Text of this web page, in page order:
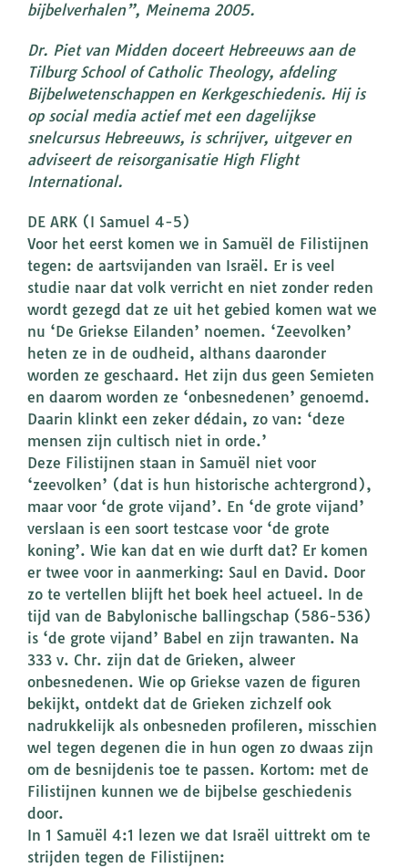
bijbelverhalen”, Meinema 2005.
Dr. Piet van Midden doceert Hebreeuws aan de
Tilburg School of Catholic Theology, afdeling
Bijbelwetenschappen en Kerkgeschiedenis. Hij is
op social media actief met een dagelijkse
snelcursus Hebreeuws, is schrijver, uitgever en
adviseert de reisorganisatie High Flight
International.
DE ARK (I Samuel 4-5)
Voor het eerst komen we in Samuël de Filistijnen
tegen: de aartsvijanden van Israël. Er is veel
studie naar dat volk verricht en niet zonder reden
wordt gezegd dat ze uit het gebied komen wat we
nu ‘De Griekse Eilanden’ noemen. ‘Zeevolken’
heten ze in de oudheid, althans daaronder
worden ze geschaard. Het zijn dus geen Semieten
en daarom worden ze ‘onbesnedenen’ genoemd.
Daarin klinkt een zeker dédain, zo van: ‘deze
mensen zijn cultisch niet in orde.’
Deze Filistijnen staan in Samuël niet voor
‘zeevolken’ (dat is hun historische achtergrond),
maar voor ‘de grote vijand’. En ‘de grote vijand’
verslaan is een soort testcase voor ‘de grote
koning’. Wie kan dat en wie durft dat? Er komen
er twee voor in aanmerking: Saul en David. Door
zo te vertellen blijft het boek heel actueel. In de
tijd van de Babylonische ballingschap (586-536)
is ‘de grote vijand’ Babel en zijn trawanten. Na
333 v. Chr. zijn dat de Grieken, alweer
onbesnedenen. Wie op Griekse vazen de figuren
bekijkt, ontdekt dat de Grieken zichzelf ook
nadrukkelijk als onbesneden profileren, misschien
wel tegen degenen die in hun ogen zo dwaas zijn
om de besnijdenis toe te passen. Kortom: met de
Filistijnen kunnen we de bijbelse geschiedenis
door.
In 1 Samuël 4:1 lezen we dat Israël uittrekt om te
strijden tegen de Filistijnen: